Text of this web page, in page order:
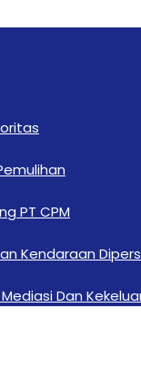
PT CPM
Kendaraan
Dan